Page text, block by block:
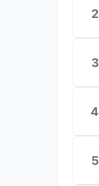
2
3
4
5